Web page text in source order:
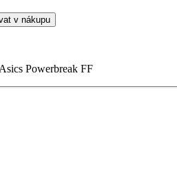
v nákupu
Powerbreak FF